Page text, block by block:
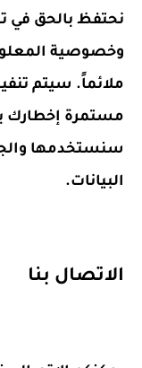
نحتفظ بالحق
وخصوصية
ملائماً. سيتم
مستمرة إخطارك
سنستخدمها
البيانات.
الاتصال بنا